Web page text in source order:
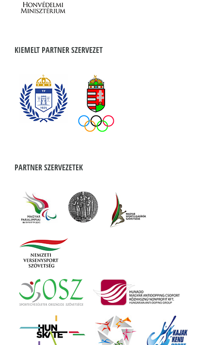
KIEMELT PARTNER SZERVEZET
PARTNER SZERVEZETEK